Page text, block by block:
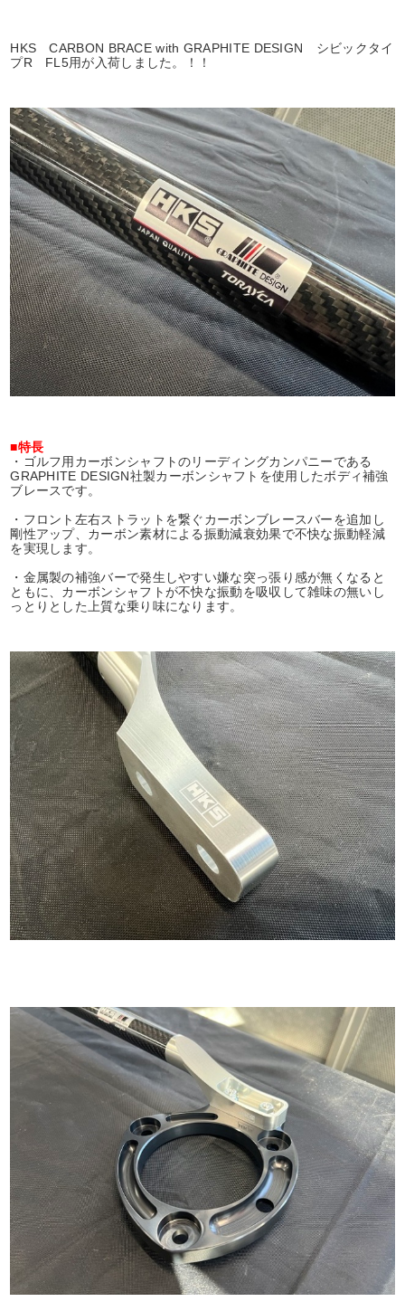
HKS CARBON BRACE with GRAPHITE DESIGN シビックタイ
プR FL5用が入荷しました。！！
■特長
・ゴルフ用カーボンシャフトのリーディングカンパニーである
GRAPHITE DESIGN社製カーボンシャフトを使用したボディ補強
ブレースです。
・フロント左右ストラットを繋ぐカーボンブレースバーを追加し
剛性アップ、カーボン素材による振動減衰効果で不快な振動軽減
を実現します。
・金属製の補強バーで発生しやすい嫌な突っ張り感が無くなると
ともに、カーボンシャフトが不快な振動を吸収して雑味の無いし
っとりとした上質な乗り味になります。